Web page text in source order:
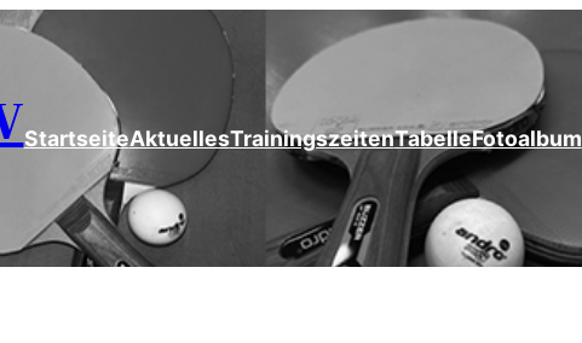
StartseiteAktuellesTrainingszeitenTabelleFotoalbum